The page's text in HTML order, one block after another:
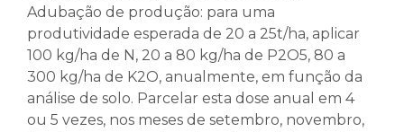
Adubação de produção: para uma
produtividade esperada de 20 a 25t/ha, aplicar
100 kg/ha de N, 20 a 80 kg/ha de P2O5, 80 a
300 kg/ha de K2O, anualmente, em função da
análise de solo. Parcelar esta dose anual em 4
ou 5 vezes, nos meses de setembro, novembro,